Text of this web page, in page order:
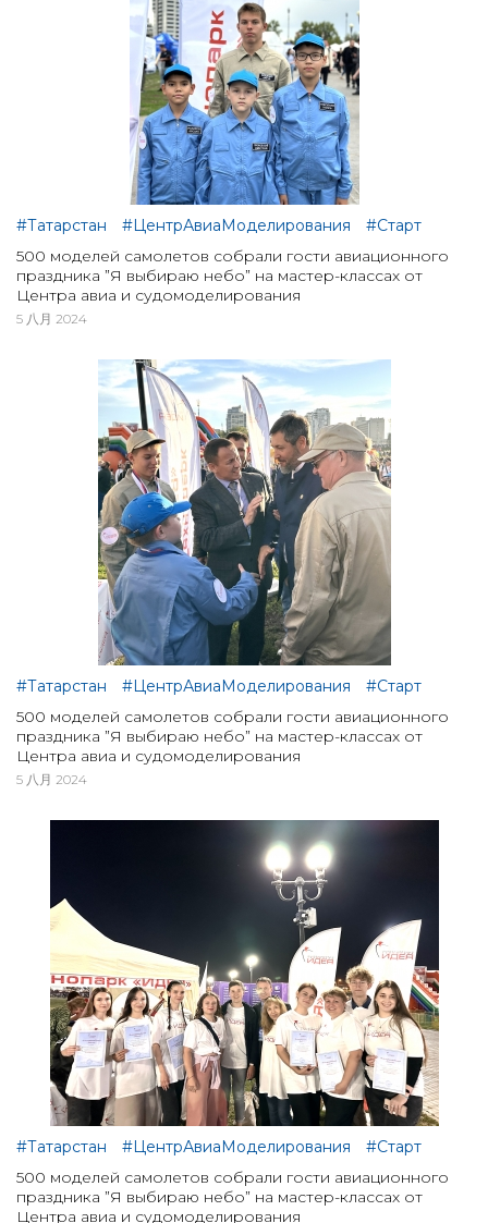
#Татарстан #ЦентрАвиаМоделирования
#Старт
500 моделей самолетов собрали гости авиационного
праздника ”Я выбираю небо” на мастер-классах от
Центра авиа и судомоделирования
5 八月 2024
#Татарстан #ЦентрАвиаМоделирования
#Старт
500 моделей самолетов собрали гости авиационного
праздника ”Я выбираю небо” на мастер-классах от
Центра авиа и судомоделирования
5 八月 2024
#Татарстан #ЦентрАвиаМоделирования
#Старт
500 моделей самолетов собрали гости авиационного
праздника ”Я выбираю небо” на мастер-классах от
Центра авиа и судомоделирования